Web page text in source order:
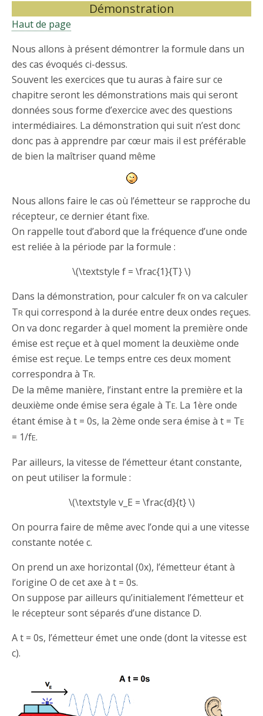
Démonstration
Haut de page
Nous allons à présent démontrer la formule dans un
des cas évoqués ci-dessus.
Souvent les exercices que tu auras à faire sur ce
chapitre seront les démonstrations mais qui seront
données sous forme d’exercice avec des questions
intermédiaires. La démonstration qui suit n’est donc
donc pas à apprendre par cœur mais il est préférable
de bien la maîtriser quand même
Nous allons faire le cas où l’émetteur se rapproche du
récepteur, ce dernier étant fixe.
On rappelle tout d’abord que la fréquence d’une onde
est reliée à la période par la formule :
\(\textstyle f = \frac{1}{T} \)
Dans la démonstration, pour calculer fR on va calculer
TR qui correspond à la durée entre deux ondes reçues.
On va donc regarder à quel moment la première onde
émise est reçue et à quel moment la deuxième onde
émise est reçue. Le temps entre ces deux moment
correspondra à TR.
De la même manière, l’instant entre la première et la
deuxième onde émise sera égale à TE. La 1ère onde
étant émise à t = 0s, la 2ème onde sera émise à t = TE
= 1/fE.
Par ailleurs, la vitesse de l’émetteur étant constante,
on peut utiliser la formule :
\(\textstyle v_E = \frac{d}{t} \)
On pourra faire de même avec l’onde qui a une vitesse
constante notée c.
On prend un axe horizontal (0x), l’émetteur étant à
l’origine O de cet axe à t = 0s.
On suppose par ailleurs qu’initialement l’émetteur et
le récepteur sont séparés d’une distance D.
A t = 0s, l’émetteur émet une onde (dont la vitesse est
c).